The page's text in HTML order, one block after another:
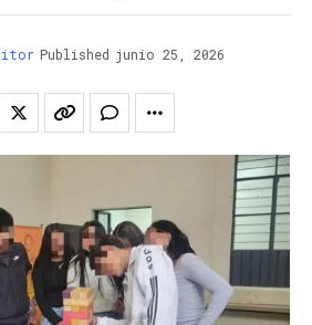
Published junio 25, 2026